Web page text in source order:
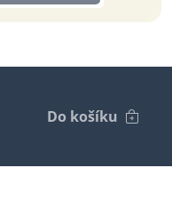
Do košíku